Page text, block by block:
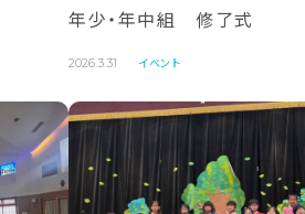
年少・年中組 修了式
2026.3.31 イベント